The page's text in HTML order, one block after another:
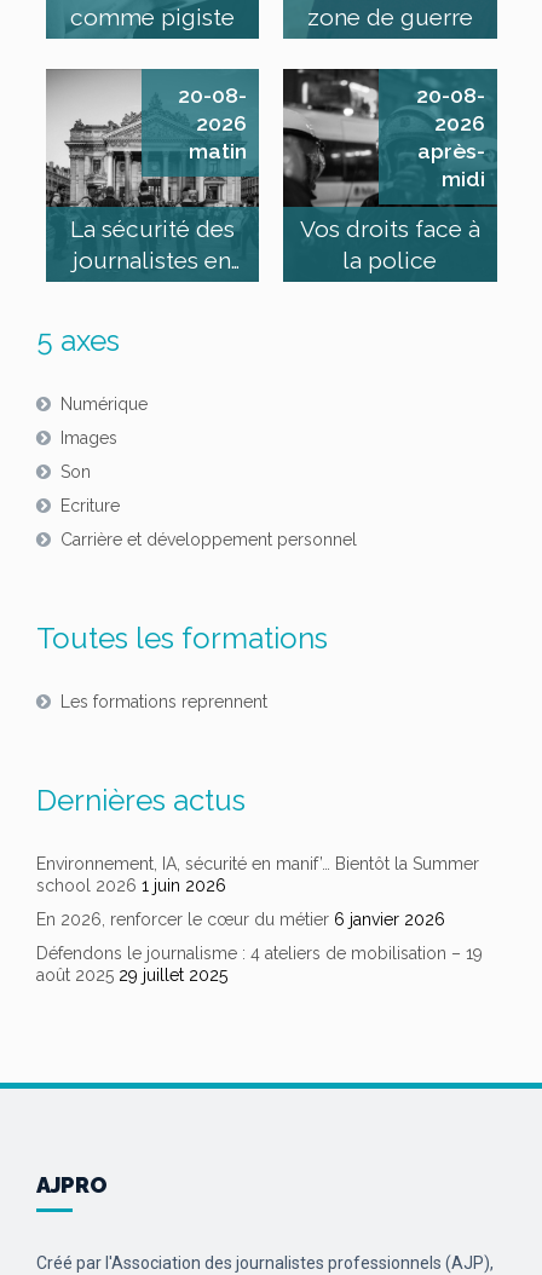
comme pigiste
zone de guerre
La sécurité des
journalistes en
20-08-
2026
matin
Vos droits face à
la police
20-08-
2026
après-
midi
5 axes
Numérique
Images
Son
Ecriture
Carrière et développement personnel
Toutes les formations
Les formations reprennent
Dernières actus
Environnement, IA, sécurité en manif’… Bientôt la Summer
school 2026 1 juin 2026
En 2026, renforcer le cœur du métier 6 janvier 2026
Défendons le journalisme : 4 ateliers de mobilisation – 19
août 2025 29 juillet 2025
AJPRO
Créé par l'Association des journalistes professionnels (AJP),